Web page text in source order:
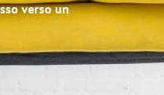
verso un